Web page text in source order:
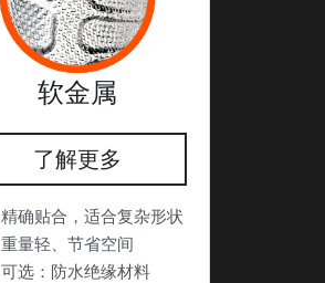
软金属
了解更多
精确贴合，适合复杂形状
重量轻、节省空间
可选：防水绝缘材料